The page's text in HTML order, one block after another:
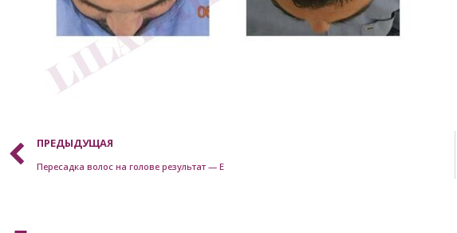
ПРЕДЫДУЩАЯ
Пересадка волос на голове результат — E